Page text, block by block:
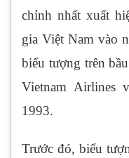
chỉnh nhất xuất
gia Việt Nam vào
biểu tượng trên
Vietnam Airlines
1993.
Trước đó, biểu